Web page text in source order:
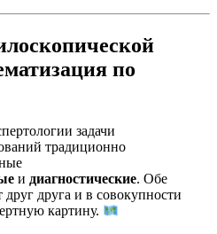
по
задачи
традиционно
и диагностические. Обе
друга и в совокупности
картину.